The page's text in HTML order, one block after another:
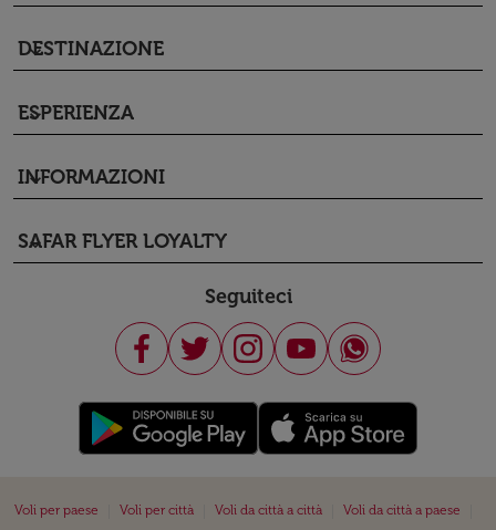
DESTINAZIONE
keyboard_arrow_down
ESPERIENZA
keyboard_arrow_down
INFORMAZIONI
keyboard_arrow_down
SAFAR FLYER LOYALTY
keyboard_arrow_down
Seguiteci
Voli per paese Voli per città Voli da città a città Voli da città a paese